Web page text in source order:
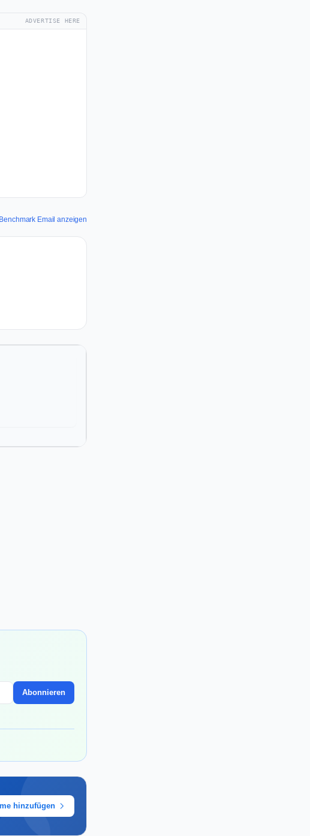
ADVERTISE HERE
Email anzeigen
Abonnieren
hinzufügen